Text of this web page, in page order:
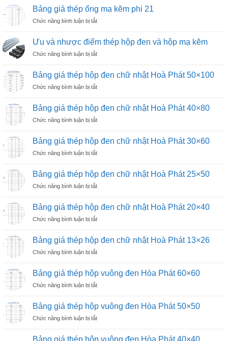
kẽm
phi
34
thép
ống
kẽm
27
Bảng giá thép ống mạ kẽm phi 21
Chức năng bình luận bị tắtở
thép
ống
kẽm
21
Ưu và nhược điểm thép hộp đen và hộp mạ kẽm
Chức năng bình luận bị tắtở
nhược
điểm
hộp
và
mạ
Bảng giá thép hộp đen chữ nhật Hoà Phát 50×100
Chức năng bình luận bị tắtở
thép
hộp
chữ
Hoà
50×100
Bảng giá thép hộp đen chữ nhật Hoà Phát 40×80
Chức năng bình luận bị tắtở
thép
hộp
chữ
Hoà
40×80
Bảng giá thép hộp đen chữ nhật Hoà Phát 30×60
Chức năng bình luận bị tắtở
thép
hộp
chữ
Hoà
30×60
Bảng giá thép hộp đen chữ nhật Hoà Phát 25×50
Chức năng bình luận bị tắtở
thép
hộp
chữ
Hoà
25×50
Bảng giá thép hộp đen chữ nhật Hoà Phát 20×40
Chức năng bình luận bị tắtở
thép
hộp
chữ
Hoà
20×40
Bảng giá thép hộp đen chữ nhật Hoà Phát 13×26
Chức năng bình luận bị tắtở
thép
hộp
chữ
Hoà
13×26
Bảng giá thép hộp vuông đen Hòa Phát 60×60
Chức năng bình luận bị tắtở
thép
hộp
đen
Bảng giá thép hộp vuông đen Hòa Phát 50×50
Chức năng bình luận bị tắtở